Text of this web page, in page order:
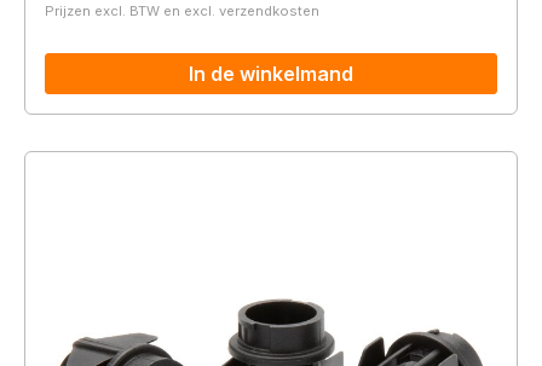
Prijzen excl. BTW en excl. verzendkosten
In de winkelmand